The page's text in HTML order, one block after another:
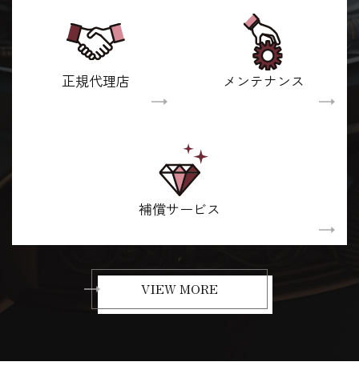
正規代理店 メンテナンス
補償サービス
VIEW MORE